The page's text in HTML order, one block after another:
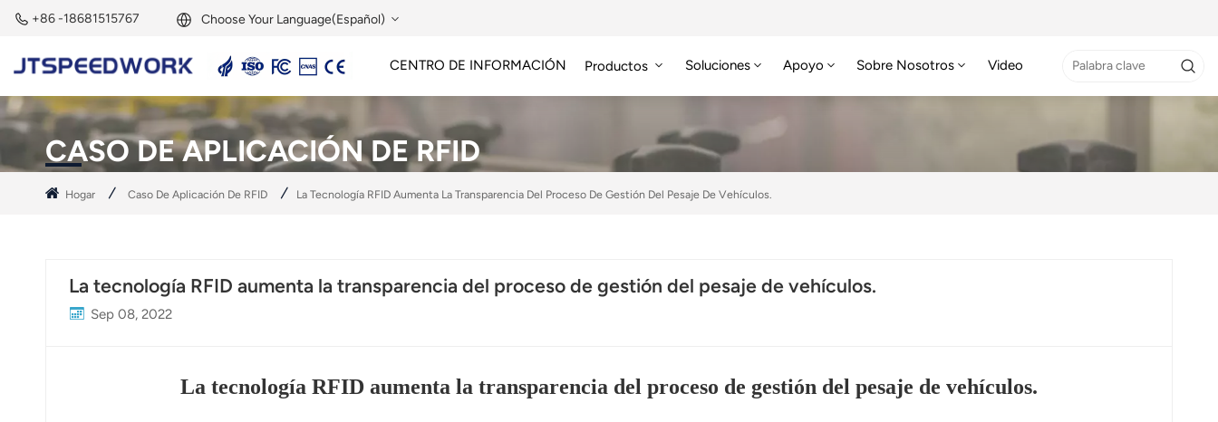
+86 -18681515767 Choose Your Language(Español)
English
Français
Deutsch
Español
Nederland
CENTRO DE INFORMACIÓN Productos Soluciones Apoyo Sobre Nosotros Video
CASO DE APLICACIÓN DE RFID
Hogar Caso De Aplicación De RFID La Tecnología RFID Aumenta La Transparencia Del Proceso De Gestión Del Pesaje De Vehículos.
La tecnología RFID aumenta la transparencia del proceso de gestión del pesaje de vehículos.
Sep 08, 2022
La tecnología RFID aumenta la transparencia del proceso de gestión del pesaje de vehículos.